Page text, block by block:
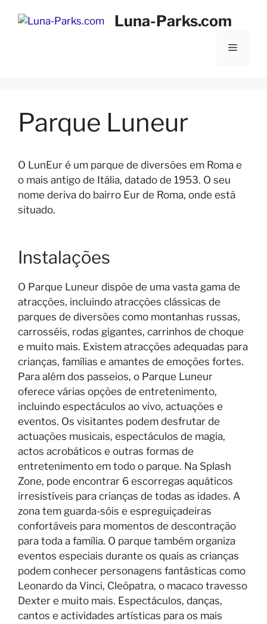
para
Luna-Parks.com
Menu
Parque Luneur
O LunEur é um parque de diversões em Roma e
o mais antigo de Itália, datado de 1953. O seu
nome deriva do bairro Eur de Roma, onde está
situado.
Instalações
O Parque Luneur dispõe de uma vasta gama de
atracções, incluindo atracções clássicas de
parques de diversões como montanhas russas,
carrosséis, rodas gigantes, carrinhos de choque
e muito mais. Existem atracções adequadas para
crianças, famílias e amantes de emoções fortes.
Para além dos passeios, o Parque Luneur
oferece várias opções de entretenimento,
incluindo espectáculos ao vivo, actuações e
eventos. Os visitantes podem desfrutar de
actuações musicais, espectáculos de magia,
actos acrobáticos e outras formas de
entretenimento em todo o parque. Na Splash
Zone, pode encontrar 6 escorregas aquáticos
irresistíveis para crianças de todas as idades. A
zona tem guarda-sóis e espreguiçadeiras
confortáveis para momentos de descontração
para toda a família. O parque também organiza
eventos especiais durante os quais as crianças
podem conhecer personagens fantásticas como
Leonardo da Vinci, Cleópatra, o macaco travesso
Dexter e muito mais. Espectáculos, danças,
cantos e actividades artísticas para os mais